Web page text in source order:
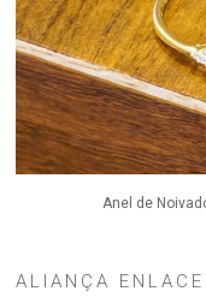
Anel de
ALIANÇA ENLACE